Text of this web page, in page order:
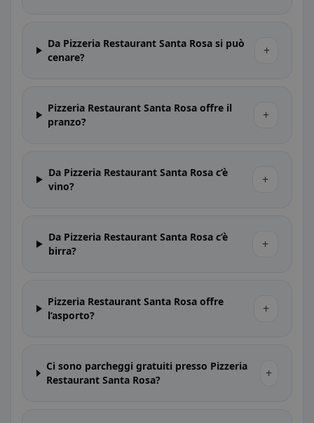
Da Pizzeria Restaurant Santa Rosa si può
cenare?
+
Pizzeria Restaurant Santa Rosa offre il
pranzo?
+
Da Pizzeria Restaurant Santa Rosa c’è
vino?
+
Da Pizzeria Restaurant Santa Rosa c’è
birra?
+
Pizzeria Restaurant Santa Rosa offre
l’asporto?
+
Ci sono parcheggi gratuiti presso Pizzeria
Restaurant Santa Rosa?
+